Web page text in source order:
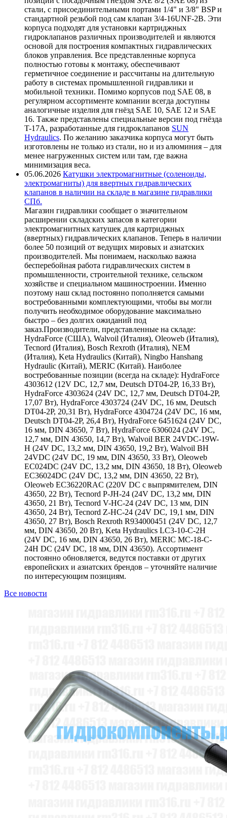
стали, с присоединительными портами 1/4" и 3/8" BSP и
стандартной резьбой под сам клапан 3/4-16UNF-2B. Эти
корпуса подходят для установки картриджных
гидроклапанов различных производителей и являются
основой для построения компактных гидравлических
блоков управления. Все представленные корпуса
полностью готовы к монтажу, обеспечивают
герметичное соединение и рассчитаны на длительную
работу в системах промышленной гидравлики и
мобильной техники. Помимо корпусов под SAE 08, в
регулярном ассортименте компании всегда доступны
аналогичные изделия для гнёзд SAE 10, SAE 12 и SAE
16. Также представлены специальные версии под гнёзда
T-17A, разработанные для гидроклапанов SUN
Hydraulics. По желанию заказчика корпуса могут быть
изготовлены не только из стали, но и из алюминия – для
менее нагруженных систем или там, где важна
минимизация веса.
05.06.2026 Катушки электромагнитные (соленоиды,
электромагниты) для ввертных гидравлических
клапанов в наличии на складе в магазине гидравлики
СПб.
Магазин гидравлики сообщает о значительном
расширении складских запасов в категории
электромагнитных катушек для картриджных
(ввертных) гидравлических клапанов. Теперь в наличии
более 50 позиций от ведущих мировых и азиатских
производителей. Мы понимаем, насколько важна
бесперебойная работа гидравлических систем в
промышленности, строительной технике, сельском
хозяйстве и специальном машиностроении. Именно
поэтому наш склад постоянно пополняется самыми
востребованными комплектующими, чтобы вы могли
получить необходимое оборудование максимально
быстро – без долгих ожиданий под
заказ.Производители, представленные на складе:
HydraForce (США), Walvoil (Италия), Oleoweb (Италия),
Tecnord (Италия), Bosch Rexroth (Италия), NEM
(Италия), Keta Hydraulics (Китай), Ningbo Hanshang
Hydraulic (Китай), MERIC (Китай). Наиболее
востребованные позиции (всегда на складе): HydraForce
4303612 (12V DC, 12,7 мм, Deutsch DT04-2P, 16,33 Вт),
HydraForce 4303624 (24V DC, 12,7 мм, Deutsch DT04-2P,
17,07 Вт), HydraForce 4303724 (24V DC, 16 мм, Deutsch
DT04-2P, 20,31 Вт), HydraForce 4304724 (24V DC, 16 мм,
Deutsch DT04-2P, 26,4 Вт), HydraForce 6451624 (24V DC,
16 мм, DIN 43650, 7 Вт), HydraForce 6306024 (24V DC,
12,7 мм, DIN 43650, 14,7 Вт), Walvoil BER 24VDC-19W-
H (24V DC, 13,2 мм, DIN 43650, 19,2 Вт), Walvoil BH
24VDC (24V DC, 19 мм, DIN 43650, 33 Вт), Oleoweb
EC024DC (24V DC, 13,2 мм, DIN 43650, 18 Вт), Oleoweb
EC36024DC (24V DC, 13,2 мм, DIN 43650, 22 Вт),
Oleoweb EC36220RAC (220V DC с выпрямителем, DIN
43650, 22 Вт), Tecnord P-JH-24 (24V DC, 13,2 мм, DIN
43650, 21 Вт), Tecnord V-HC-24 (24V DC, 13 мм, DIN
43650, 24 Вт), Tecnord Z-HC-24 (24V DC, 19,1 мм, DIN
43650, 27 Вт), Bosch Rexroth R934000451 (24V DC, 12,7
мм, DIN 43650, 20 Вт), Keta Hydraulics LC3-10-C-2H
(24V DC, 16 мм, DIN 43650, 26 Вт), MERIC MC-18-C-
24H DC (24V DC, 18 мм, DIN 43650). Ассортимент
постоянно обновляется, ведутся поставки от других
европейских и азиатских брендов – уточняйте наличие
по интересующим позициям.
Все новости